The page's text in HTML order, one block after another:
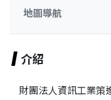
地圖導航
介紹
財團法人資訊工業策